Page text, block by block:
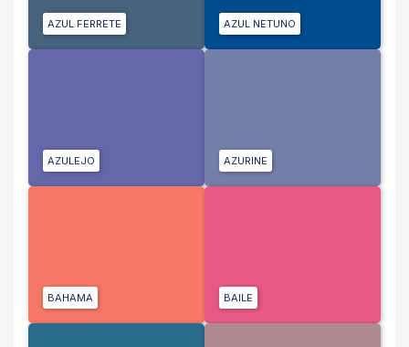
AZUL FERRETE AZUL NETUNO
AZULEJO AZURINE
BAHAMA BAILE